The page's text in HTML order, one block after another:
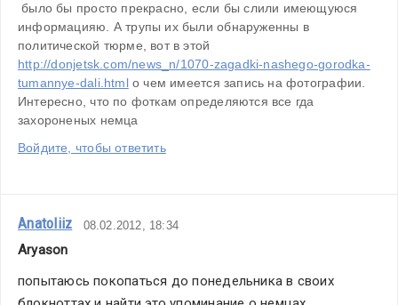
было бы просто прекрасно, если бы слили имеющуюся
информацияю. А трупы их были обнаруженны в
http://donjetsk.com/news_n/1070-zagadki-nashego-gorodka-
tumannye-dali.html о чем имеется запись на фотографии.
Интересно, что по фоткам определяются все гда
захороненых немца
Войдите, чтобы ответить
Anatoliiz 08.02.2012, 18:34
Aryason
попытаюсь покопаться до понедельника в своих